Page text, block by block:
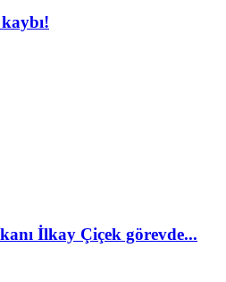
İlkay Çiçek görevde...